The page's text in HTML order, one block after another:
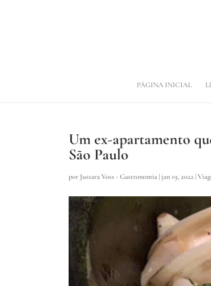
PÁGINA INICIAL
Um ex-apartamento
São Paulo
por Jussara Voss - Gastronomia |jan 19, 2022 |